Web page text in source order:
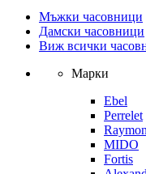
Мъжки часовници
Дамски часовници
Виж всички
Марки
Ebel
Perrelet
MIDO
Fortis